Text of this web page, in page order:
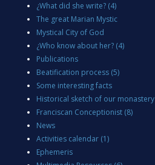
¿What did she write? (4)
The great Marian Mystic
Mystical City of God
¿Who know about her? (4)
Publications
Beatification process (5)
Some interesting facts
Historical sketch of our monastery
Franciscan Conceptionist (8)
News
Activities calendar (1)
Ephemeris